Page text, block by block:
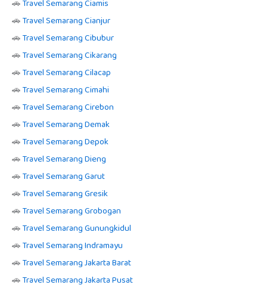
🚗Travel Semarang Ciamis
🚗Travel Semarang Cianjur
🚗Travel Semarang Cibubur
🚗Travel Semarang Cikarang
🚗Travel Semarang Cilacap
🚗Travel Semarang Cimahi
🚗Travel Semarang Cirebon
🚗Travel Semarang Demak
🚗Travel Semarang Depok
🚗Travel Semarang Dieng
🚗Travel Semarang Garut
🚗Travel Semarang Gresik
🚗Travel Semarang Grobogan
🚗Travel Semarang Gunungkidul
🚗Travel Semarang Indramayu
🚗Travel Semarang Jakarta Barat
🚗Travel Semarang Jakarta Pusat